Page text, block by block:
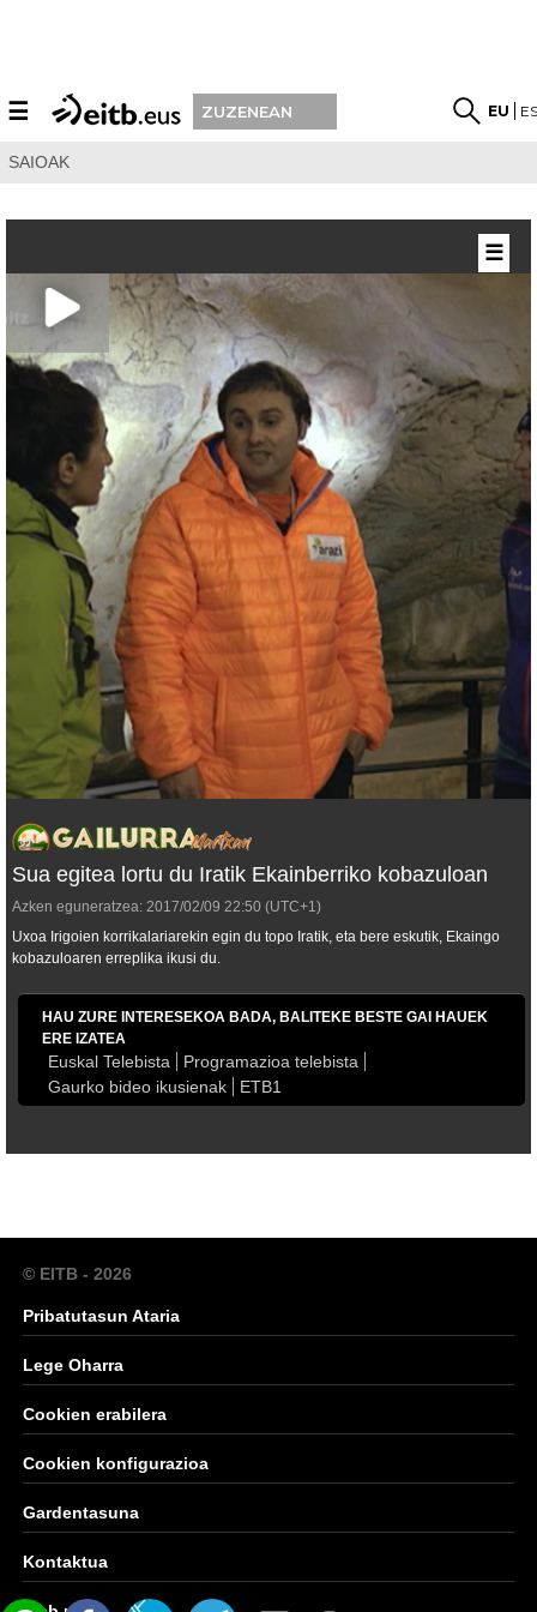
☰ ZUZENEAN EU
SAIOAK
Sua egitea lortu du Iratik Ekainberriko kobazuloan
Azken eguneratzea: 2017/02/09 22:50 (UTC+1)
Uxoa Irigoien korrikalariarekin egin du topo Iratik, eta bere eskutik, Ekaingo
kobazuloaren erreplika ikusi du.
HAU ZURE INTERESEKOA BADA, BALITEKE BESTE GAI HAUEK
ERE IZATEA
Euskal Telebista
Programazioa telebista
Gaurko bideo ikusienak
ETB1
☰
© EITB - 2026
Pribatutasun Ataria
Lege Oharra
Cookien erabilera
Cookien konfigurazioa
Gardentasuna
Kontaktua